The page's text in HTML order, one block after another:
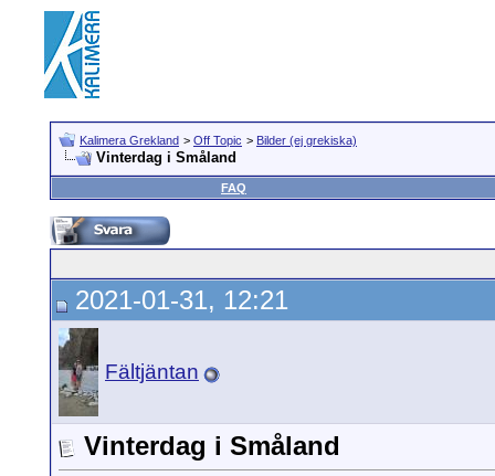
Kalimera Grekland > Off Topic > Bilder (ej grekiska)
Vinterdag i Småland
FAQ
2021-01-31, 12:21
Fältjäntan
Vinterdag i Småland